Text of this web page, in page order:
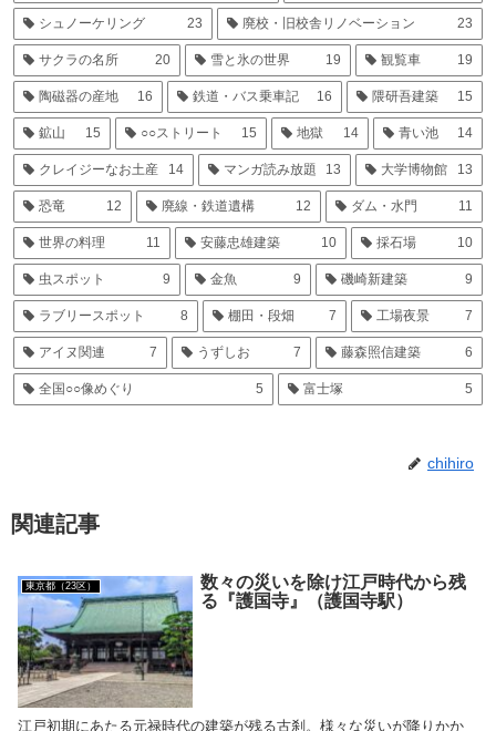
シュノーケリング 23 廃校・旧校舎リノベーション 23
サクラの名所 20 雪と氷の世界 19 観覧車 19
陶磁器の産地 16 鉄道・バス乗車記 16 隈研吾建築 15
鉱山 15 ○○ストリート 15 地獄 14 青い池 14
クレイジーなお土産 14 マンガ読み放題 13 大学博物館 13
恐竜 12 廃線・鉄道遺構 12 ダム・水門 11
世界の料理 11 安藤忠雄建築 10 採石場 10
虫スポット 9 金魚 9 磯崎新建築 9
ラブリースポット 8 棚田・段畑 7 工場夜景 7
アイヌ関連 7 うずしお 7 藤森照信建築 6
全国○○像めぐり 5 富士塚 5
chihiro
関連記事
東京都（23区）
数々の災いを除け江戸時代から残
る『護国寺』（護国寺駅）
江戸初期にあたる元禄時代の建築が残る古刹。様々な災いが降りかか